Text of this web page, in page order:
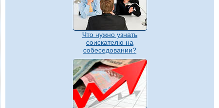
Что нужно узнать
соискателю на
собеседовании?